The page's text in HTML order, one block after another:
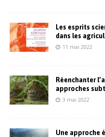
Les esprits
dans les
11 mai 2022
Réenchanter
approches
3 mai 2022
Une approche